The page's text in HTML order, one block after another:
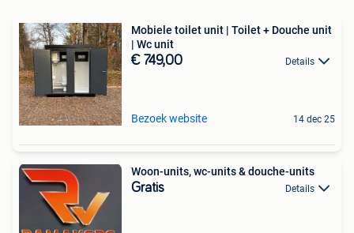
Mobiele toilet unit | Toilet + Douche unit
| Wc unit
€ 749,00 Details
Bezoek website 14 dec 25
Woon-units, wc-units & douche-units
Gratis Details